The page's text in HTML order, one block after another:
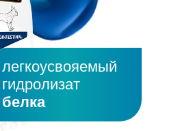
легкоусвояемый
гидролизат
белка